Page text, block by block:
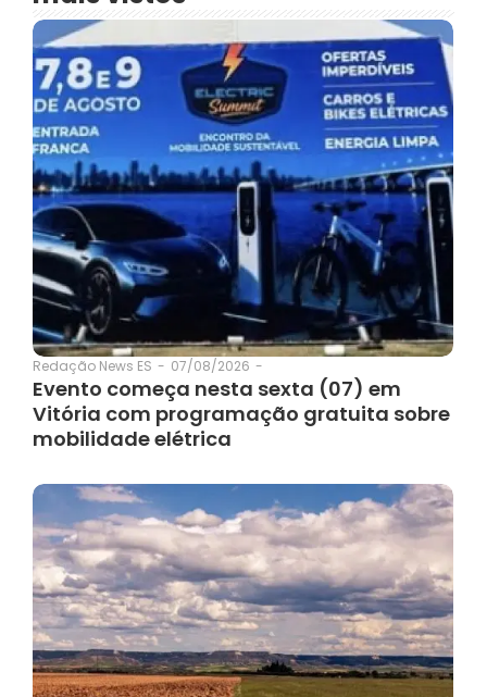
Redação News ES - 07/08/2026 -
Evento começa nesta sexta (07) em
Vitória com programação gratuita sobre
mobilidade elétrica